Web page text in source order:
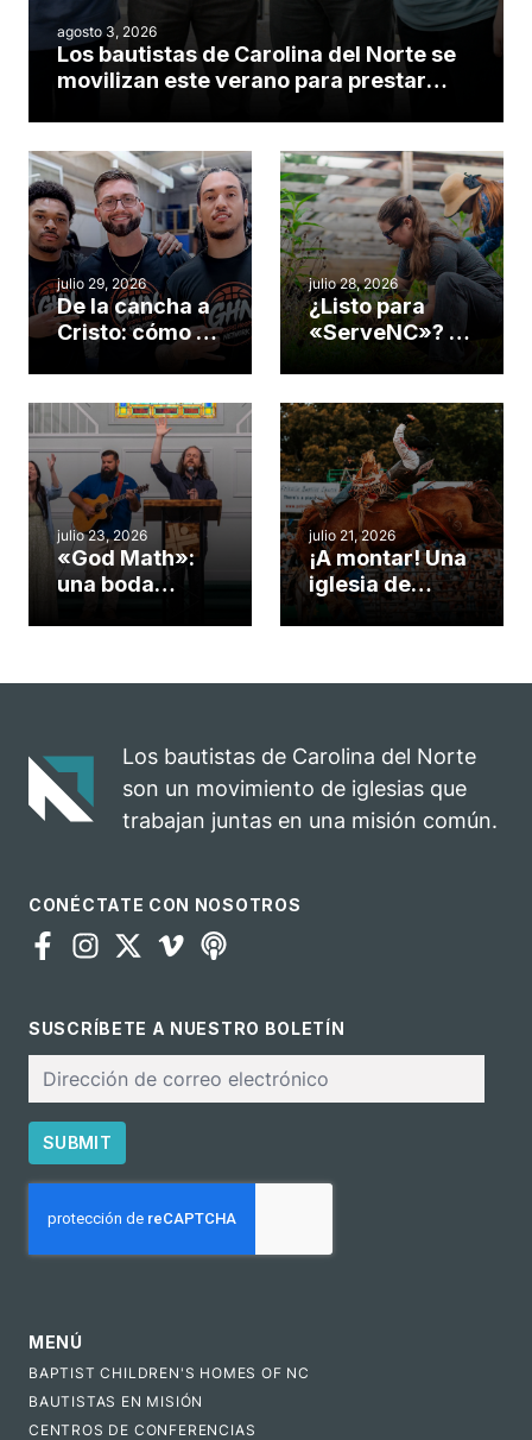
agosto 3, 2026
Los bautistas de Carolina del Norte se
movilizan este verano para prestar
julio 29, 2026
De la cancha a
Cristo: cómo el
gimnasio de
Cary se
convirtió en un
insólito campo
misionero te
cuento
julio 28, 2026
¿Listo para
«ServeNC»? 4
obra de Dios
durante la
Semana
ServeNC
julio 23, 2026
«God Math»:
una boda
celebra el
julio 21, 2026
¡A montar! Una
iglesia de
rodeo anual en
para el
ministerio
Los bautistas de Carolina del Norte
son un movimiento de iglesias que
trabajan juntas en una misión común.
CONÉCTATE CON NOSOTROS
SUSCRÍBETE A NUESTRO BOLETÍN
electrónico
SUBMIT
MENÚ
BAPTIST CHILDREN'S HOMES OF NC
BAUTISTAS EN MISIÓN
CENTROS DE CONFERENCIAS